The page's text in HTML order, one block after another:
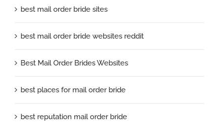
best mail order bride sites
best mail order bride websites reddit
Best Mail Order Brides Websites
best places for mail order bride
best reputation mail order bride